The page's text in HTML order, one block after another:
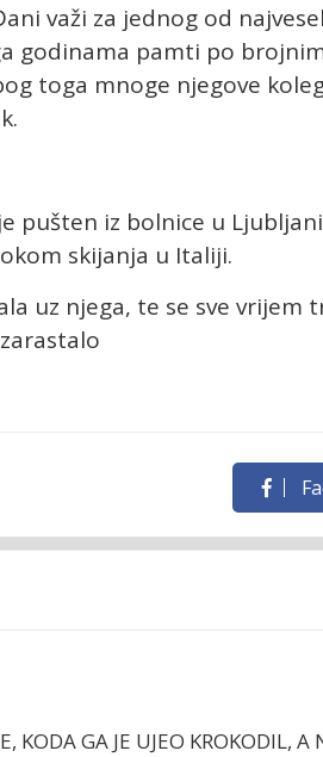
važi za jednog od
godinama pamti po
toga mnoge njegove
pušten iz bolnice u
skijanja u Italiji.
uz njega, te se sve vrijem
KODA GA JE UJEO KROKODIL, A